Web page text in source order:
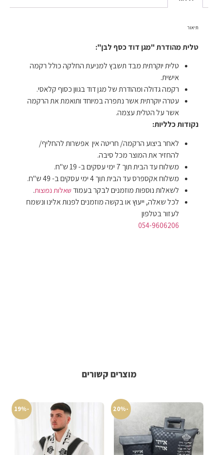
תיאור
טלית מהודרת "מגן דוד כסף לבן":
טלית יוקרתית מבד תשבץ למניעת החלקה כולל רקמה
אישית.
רקמה גדולה ומהודרת של מגן דוד בגוון כסוף קלאסי.
עטרה יוקרתית אשר נתפרה במיוחד ותואמת את הרקמה
אשר על הטלית עצמה.
נקודות כלליות:
לאחר ביצוע הרקמה/ חריטה אין אפשרות להחליף/
להחזיר את המוצר מכל סיבה.
משלוח עד הבית תוך 7 ימי עסקים ב- 19 ש"ח.
משלוח אקספרס עד הבית תוך 4 ימי עסקים ב- 49 ש"ח.
לשאלות נוספות מוזמנים לבקר בעמוד שאלות נפוצות.
לכל שאלה, ייעוץ או בקשה מוזמנים לפנות אלינו ונשמח
לעזור בטלפון
054-9606206
מוצרים קשורים
-20%
-19%